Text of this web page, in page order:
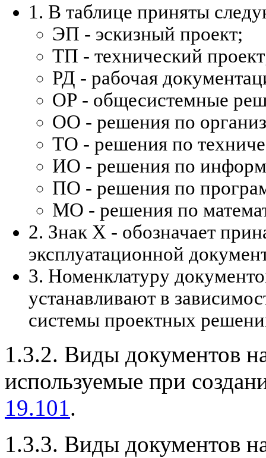
1. В таблице приняты
ЭП - эскизный проект;
ТП - технический
РД - рабочая
ОР - общесистемные
ОО - решения по
ТО - решения по
ИО - решения по
ПО - решения по
МО - решения по
2. Знак Х - обозначает
эксплуатационной
3. Номенклатуру
устанавливают в
системы проектных
1.3.2. Виды документов
используемые при
19.101.
1.3.3. Виды документов